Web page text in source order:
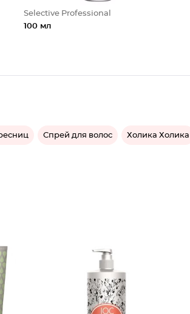
Selective Professional
100 мл
Спрей для волос Холика Холика